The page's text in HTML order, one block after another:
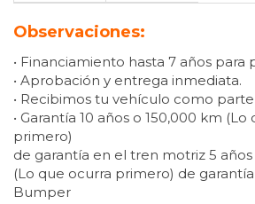
Observaciones:
• Financiamiento hasta 7 años para
• Aprobación y entrega inmediata.
• Recibimos tu vehículo como
• Garantía 10 años o 150,000 km
primero)
de garantía en el tren motriz 5
(Lo que ocurra primero) de
Bumper